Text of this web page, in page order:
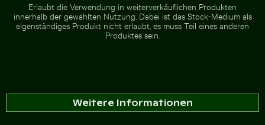
Erlaubt die Verwendung in weiterverkäuflichen Produkten
innerhalb der gewählten Nutzung. Dabei ist das Stock-Medium als
eigenständiges Produkt nicht erlaubt, es muss Teil eines anderen
Produktes sein.
Weitere Informationen